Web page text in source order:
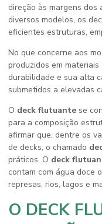
direção às margens dos
diversos modelos, os
eficientes estruturas,
No que concerne aos
produzidos em
durabilidade e sua alta
submetidos a elevadas
O deck flutuante se
para a composição
afirmar que, dentre os
de decks, o chamado
práticos. O deck
contam com água doce
represas, rios, lagos e
O DECK